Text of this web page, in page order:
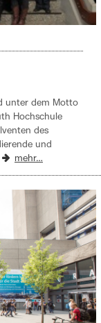
unter dem Motto
Hochschule
des
und
mehr…